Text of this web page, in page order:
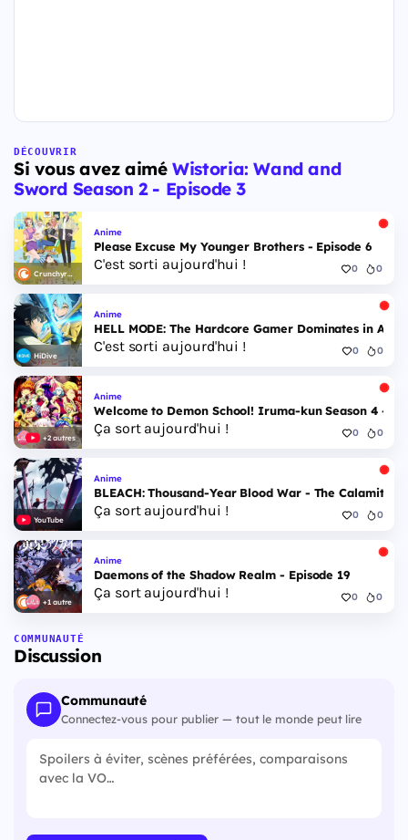
DÉCOUVRIR
Si vous avez aiméWistoria: Wand and
Sword Season 2 - Episode 3
Crunchyroll
Anime
Please Excuse My Younger Brothers - Episode 6
C'est sorti aujourd'hui ! 0 0
HiDive
Anime
HELL MODE: The Hardcore Gamer Dominates in
C'est sorti aujourd'hui ! 0 0
+2 autres
Anime
Welcome to Demon School! Iruma-kun Season 4 -
Ça sort aujourd'hui ! 0 0
YouTube
Anime
BLEACH: Thousand-Year Blood War - The Calamity -
Ça sort aujourd'hui ! 0 0
+1 autre
Anime
Daemons of the Shadow Realm - Episode 19
Ça sort aujourd'hui ! 0 0
COMMUNAUTÉ
Discussion
Communauté
Connectez-vous pour publier — tout le monde peut lire